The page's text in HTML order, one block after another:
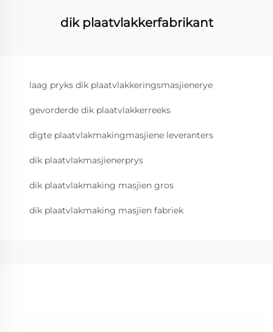
dik plaatvlakkerfabrikant
laag pryks dik plaatvlakkeringsmasjienerye
gevorderde dik plaatvlakkerreeks
digte plaatvlakmakingmasjiene leveranters
dik plaatvlakmasjienerprys
dik plaatvlakmaking masjien gros
dik plaatvlakmaking masjien fabriek